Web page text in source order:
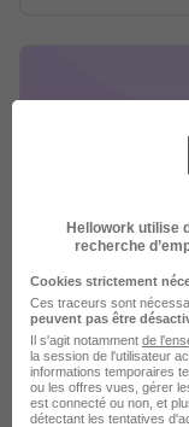
BTS Mco en
Pigier Paris
Paris 8e - 75
Voir l’offre
Hellowork utilise
recherche
Cookies strictement
Ces traceurs sont
peuvent pas être
Il s'agit notamment de
la session de l'utilisateur
informations temporaires
ou les offres vues, gérer
est connecté ou non, et
détectant les tentatives